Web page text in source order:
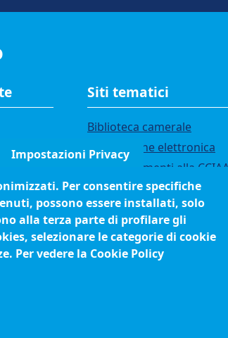
Siti tematici
Biblioteca camerale
Fatturazione elettronica
IBAN pagamenti alla CCIAA
Questionari soddisfazione
utenti
Impostazioni Privacy
Per consentire specifiche
possono essere installati, solo
alla terza parte di profilare gli
selezionare le categorie di cookie
Per vedere la Cookie Policy